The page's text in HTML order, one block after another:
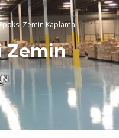
Zemin Kaplama
Zemin